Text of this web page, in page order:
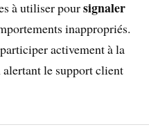
à utiliser poursignaler
inappropriés.
activement à la
alertant le support client